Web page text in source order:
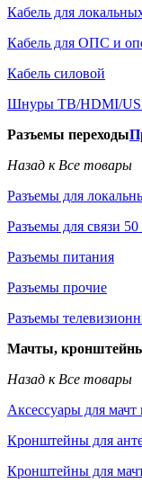
Кабель для
Кабель для ОПС и
Кабель силовой
Шнуры ТВ/HDMI/
Разъемы переходы
Назад к Все товары
Разъемы для
Разъемы для связи
Разъемы питания
Разъемы прочие
Разъемы
Мачты,
Назад к Все товары
Аксессуары для
Кронштейны для
Кронштейны для